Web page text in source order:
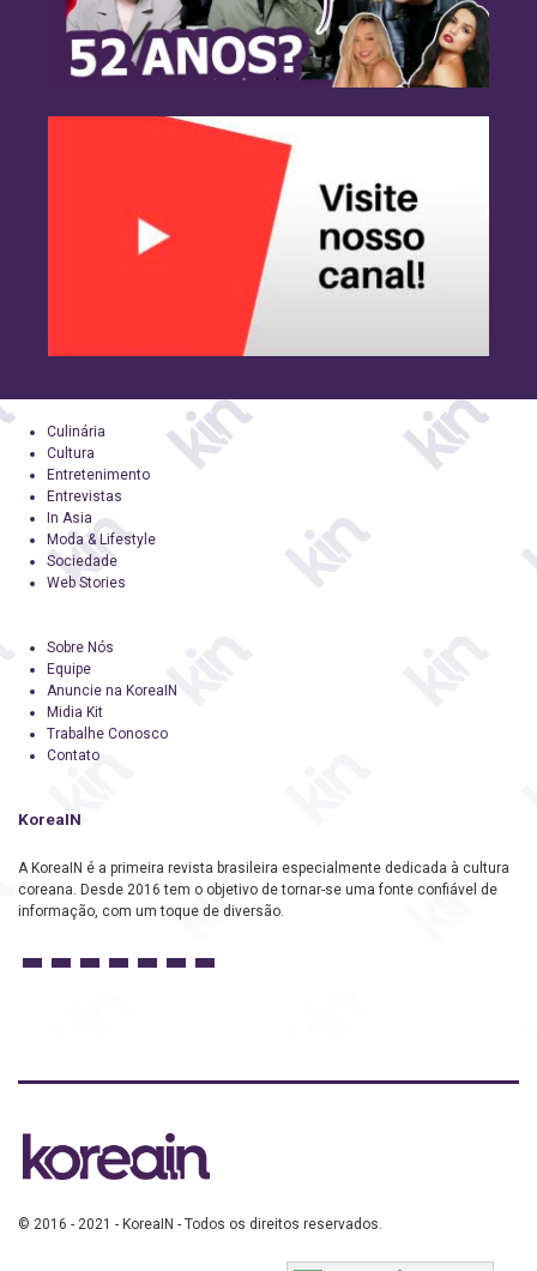
Culinária
Cultura
Entretenimento
Entrevistas
In Asia
Moda & Lifestyle
Sociedade
Web Stories
Sobre Nós
Equipe
Anuncie na KoreaIN
Midia Kit
Trabalhe Conosco
Contato
KoreaIN
A KoreaIN é a primeira revista brasileira especialmente dedicada à cultura
coreana. Desde 2016 tem o objetivo de tornar-se uma fonte confiável de
informação, com um toque de diversão.
© 2016 - 2021 - KoreaIN - Todos os direitos reservados.